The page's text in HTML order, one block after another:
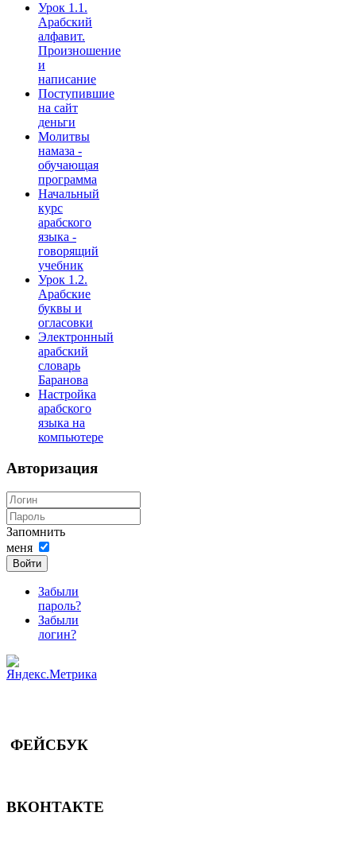
Урок 1.1.
Арабский
алфавит.
Произношение
и
написание
Поступившие
на сайт
деньги
Молитвы
намаза -
обучающая
программа
Начальный
курс
арабского
языка -
говорящий
учебник
Урок 1.2.
Арабские
буквы и
огласовки
Электронный
арабский
словарь
Баранова
Настройка
арабского
языка на
компьютере
Авторизация
Запомнить
меня
Войти
Забыли
пароль?
Забыли
логин?
ФЕЙСБУК
ВКОНТАКТЕ